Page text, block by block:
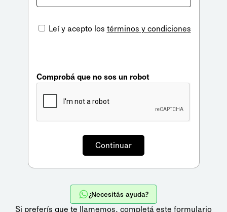
Leí y acepto los términos y condiciones
Comprobá que no sos un robot
¿Necesitás ayuda?
Si preferís que te llamemos, completá este formulario